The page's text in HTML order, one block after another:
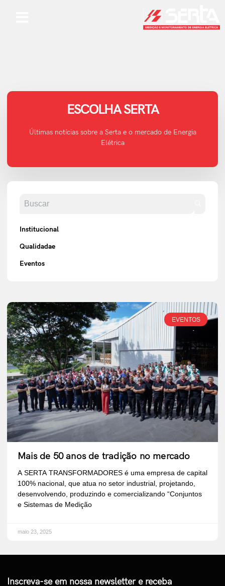
ESCOLHA SERTA
Últimas notícias sobre a Serta e o mercado de Energia
Elétrica
EVENTOS
Mais de 50 anos de tradição no mercado
A SERTA TRANSFORMADORES é uma empresa de capital
100% nacional, que atua no setor industrial, projetando,
desenvolvendo, produzindo e comercializando “Conjuntos
e Sistemas de Medição
maio 23, 2025
Institucional
Qualidadae
Eventos
Inscreva-se em nossa newsletter e receba